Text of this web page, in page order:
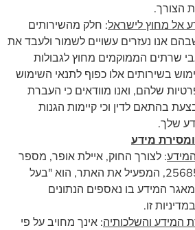
הצורך.
אל מחוץ לישראל: חלק מהשירותים
אנו נעזרים עשויים לשמור ולעבד את
שרתים הממוקמים מחוץ לגבולות
בשירותים אלו כפוף לתנאי השימוש
שלהם, ואנו מוודאים כי העברת
בהתאם לדין וכי קיימות הגנות
שלך.
מידע
: לצורך החוק, איילת אופר, מספר
עוסק 25685330, המפעיל את האתר, הוא "בעל
המידע בו נאספים הנתונים
זו.
המידע והשלכותיה: אינך מחויב על פי